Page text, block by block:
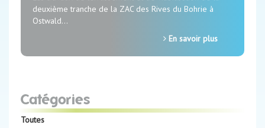
deuxième tranche de la ZAC des Rives du Bohrie à
Ostwald…
En savoir plus
Catégories
Toutes